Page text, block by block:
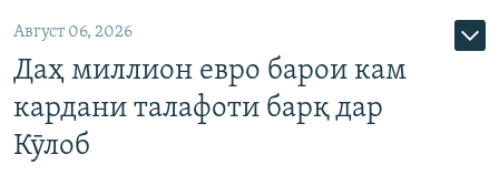
Август 06, 2026
Даҳ миллион евро барои кам
кардани талафоти барқ дар
Кӯлоб